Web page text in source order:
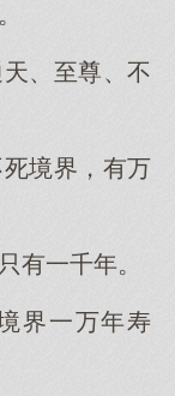
、至尊、不
境界，有万
有一千年。
界一万年寿